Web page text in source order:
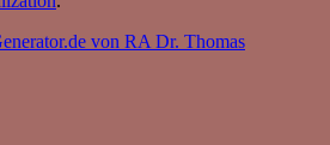
von RA Dr. Thomas